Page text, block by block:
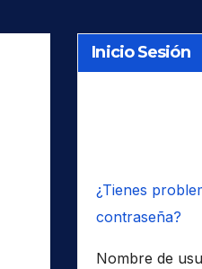
Inicio Sesión
¿Tienes
contraseña?
Nombre de